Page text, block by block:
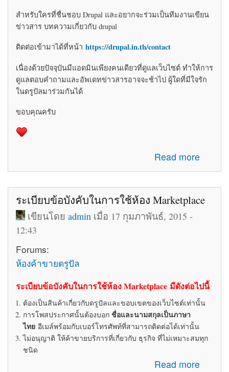
สำหรับใครที่ชื่นชอบ Drupal และอยากจะร่วมเป็นทีมงานเขียน
ข่าวสาร บทความเกี่ยวกับ drupal
ติดต่อเข้ามาได้ที่หน้า https://drupal.in.th/contact
เนื่องด้วยปัจจุบันมีแอดมินเพียงคนเดียวที่ดูแลเว็บไซต์ ทำให้การ
ดูแลตอบคำถามและอัพเดทข่าวสารอาจจะช้าไป ผู้ใดที่มีใจรัก
ในดรูปัลมาร่วมกันได้
ขอบคุณครับ
Read more
about รับสมัครทีมงานอัพเดทข่าวสารเกี่ยวกับ Drupal ใน
ประเทศไทย
ระเบียบข้อบังคับในการใช้ห้อง Marketplace
เขียนโดยadmin เมื่อ 17 กุมภาพันธ์, 2015 -
12:43
Forums:
ห้องค้าขายดรูปัล
ระเบียบข้อบังคับในการใช้ห้อง Marketplace มีดังต่อไปนี้
ต้องเป็นสินค้าเกี่ยวกับดรูปัลและขอบเขตของเว็บไซต์เท่านั้น
การโพสประกาศนั้นต้องบอก ชื่อและนามสกุลเป็นภาษา
ไทย อีเมล์พร้อมกับเบอร์โทรศัพท์ที่สามารถติดต่อได้เท่านั้น
ไม่อนุญาติ ให้ค้าขายบริการที่เกี่ยวกับ ธุรกิจ ที่ไม่เหมาะสมทุก
ชนิด
Read more
about ระเบียบข้อบังคับในการใช้ห้อง Marketplace